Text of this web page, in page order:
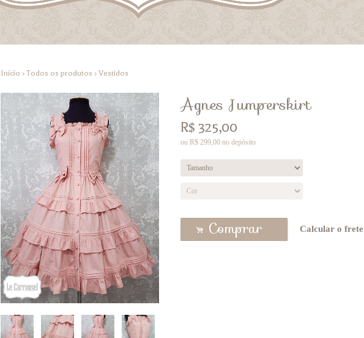
Início › Todos os produtos › Vestidos
Agnes Jumperskirt
R$ 325,00
ou R$ 299,00 no depósito
. Comprar Calcular o frete